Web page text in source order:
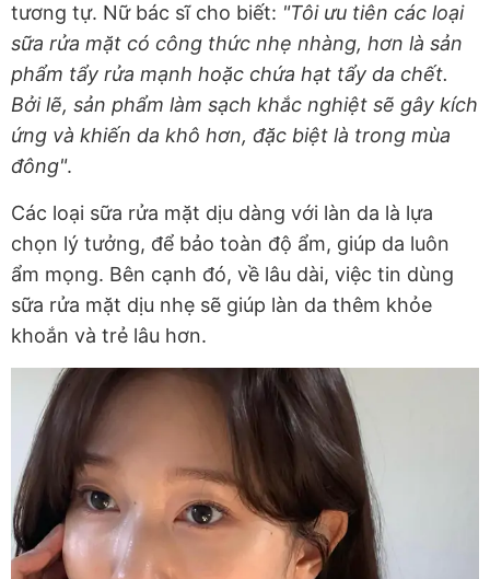
tương tự. Nữ bác sĩ cho biết: "Tôi ưu tiên các loại
sữa rửa mặt có công thức nhẹ nhàng, hơn là sản
phẩm tẩy rửa mạnh hoặc chứa hạt tẩy da chết.
Bởi lẽ, sản phẩm làm sạch khắc nghiệt sẽ gây kích
ứng và khiến da khô hơn, đặc biệt là trong mùa
đông".
Các loại sữa rửa mặt dịu dàng với làn da là lựa
chọn lý tưởng, để bảo toàn độ ẩm, giúp da luôn
ẩm mọng. Bên cạnh đó, về lâu dài, việc tin dùng
sữa rửa mặt dịu nhẹ sẽ giúp làn da thêm khỏe
khoắn và trẻ lâu hơn.